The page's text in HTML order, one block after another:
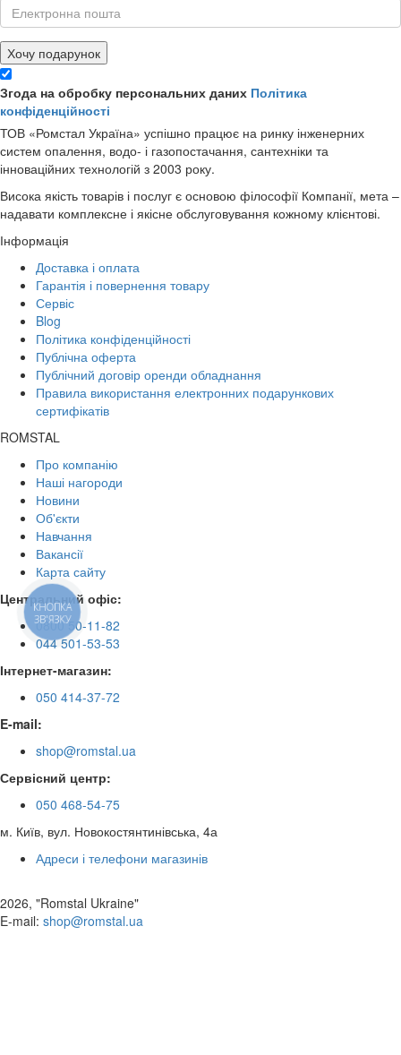
Хочу подарунок
Згода на обробку персональних даних Політика
конфіденційності
ТОВ «Ромстал Україна» успішно працює на ринку інженерних
систем опалення, водо- і газопостачання, сантехніки та
інноваційних технологій з 2003 року.
Висока якість товарів і послуг є основою філософії Компанії, мета –
надавати комплексне і якісне обслуговування кожному клієнтові.
Інформація
Доставка і оплата
Гарантія і повернення товару
Сервіс
Blog
Політика конфіденційності
Публічна оферта
Публічний договір оренди обладнання
Правила використання електронних подарункових
сертифікатів
ROMSTAL
Про компанію
Наші нагороди
Новини
Об'єкти
Навчання
Вакансії
Карта сайту
Центральний офіс:
0800 50-11-82
044 501-53-53
Інтернет-магазин:
050 414-37-72
E-mail:
shop@romstal.ua
Сервісний центр:
050 468-54-75
м. Київ, вул. Новокостянтинівська, 4а
Адреси і телефони магазинів
2026, "Romstal Ukraine"
​E-mail: shop@romstal.ua
КНОПКА
ЗВ'ЯЗКУ